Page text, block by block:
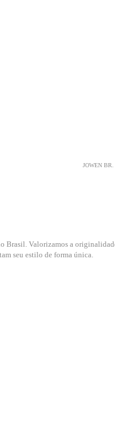
Brasil. Valorizamos a
seu estilo de forma única.